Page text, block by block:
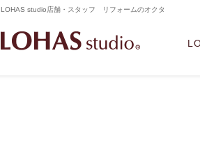
LOHAS studio店舗・スタッフ リフォームのオクタ